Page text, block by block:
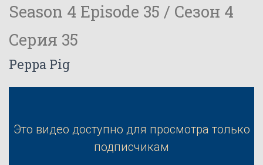
Season 4 Episode 35 / Сезон 4
Серия 35
Peppa Pig
Это видео доступно для просмотра только
подписчикам